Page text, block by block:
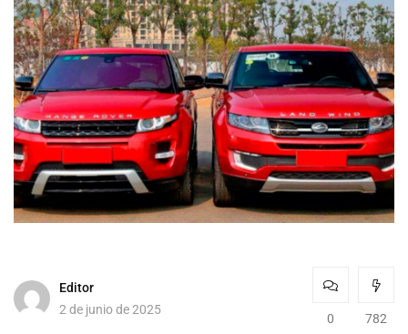
Editor
2 de junio de 2025
0 782